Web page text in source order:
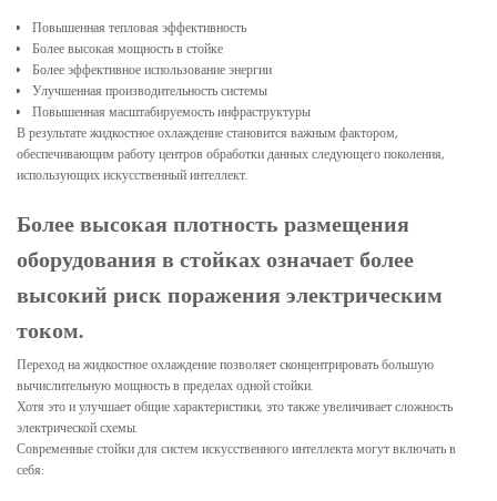
Повышенная тепловая эффективность
Более высокая мощность в стойке
Более эффективное использование энергии
Улучшенная производительность системы
Повышенная масштабируемость инфраструктуры
В результате жидкостное охлаждение становится важным фактором,
обеспечивающим работу центров обработки данных следующего поколения,
использующих искусственный интеллект.
Более высокая плотность размещения
оборудования в стойках означает более
высокий риск поражения электрическим
током.
Переход на жидкостное охлаждение позволяет сконцентрировать большую
вычислительную мощность в пределах одной стойки.
Хотя это и улучшает общие характеристики, это также увеличивает сложность
электрической схемы.
Современные стойки для систем искусственного интеллекта могут включать в
себя: